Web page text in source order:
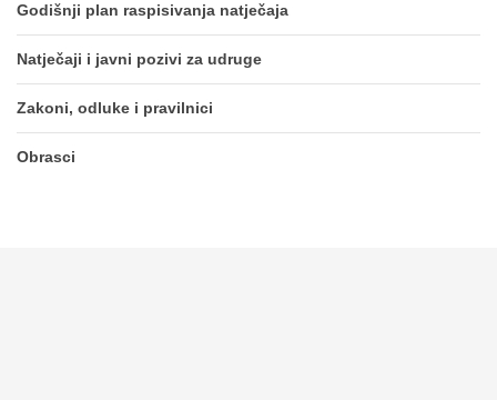
Godišnji plan raspisivanja natječaja
Natječaji i javni pozivi za udruge
Zakoni, odluke i pravilnici
Obrasci